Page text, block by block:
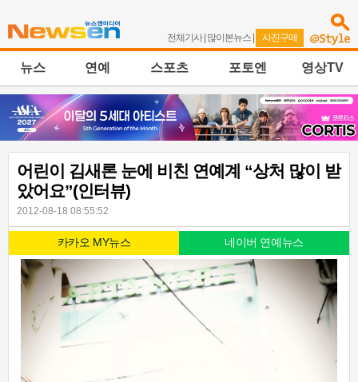
전체기사| 많이본뉴스 | 사진구매
뉴스 연예 스포츠 포토엔 영상TV
어린이 김새론 눈에 비친 연예계 “상처 많이 받
았어요”(인터뷰)
2012-08-18 08:55:52
카카오 MY뉴스 네이버 연예뉴스